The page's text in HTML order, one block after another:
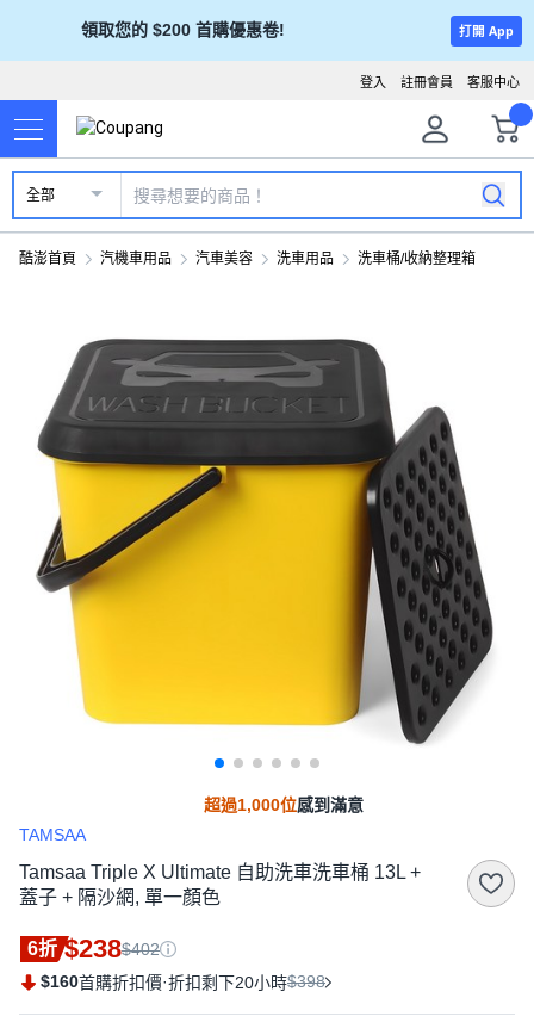
領取您的 $200 首購優惠卷! 打開 App
客服中心
註冊會員
登入
全部
酷澎首頁 汽機車用品 汽車美容 洗車用品 洗車桶/收納整理箱
超過1,000位感到滿意
TAMSAA
Tamsaa Triple X Ultimate 自助洗車洗車桶 13L +
蓋子 + 隔沙網, 單一顏色
6折 $238$402
$160首購折扣價·折扣剩下20小時$398